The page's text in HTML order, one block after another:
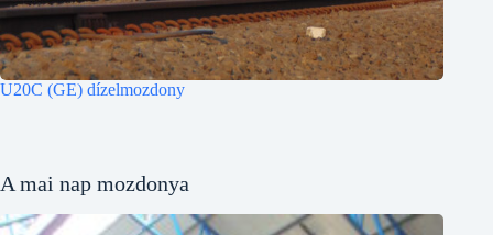
U20C (GE) dízelmozdony
A mai nap mozdonya